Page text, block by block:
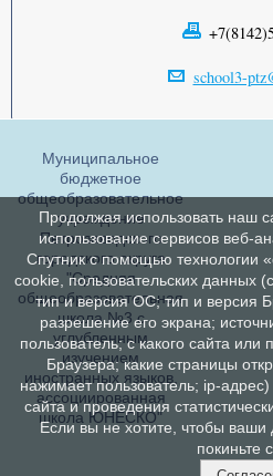
school3-
Муниципальное
бюджетное
общеобразовательное
учреждение
Петрозаводского
городского округа
"Средняя
общеобразовательная
школа №3 с
углубленным
изучением
иностранных языков,
ассоциированная
школа ЮНЕСКО"
Продолжая использовать наш
использование сервисов веб-
Спутник с помощью технологии
cookie, пользовательских данных
тип и версия ОС; тип и версия
разрешение его экрана;
пользователь; с какого сайта
Браузера; какие страницы
нажимает пользователь; ip-
сайта и проведения
Если вы не хотите, чтобы
покиньте